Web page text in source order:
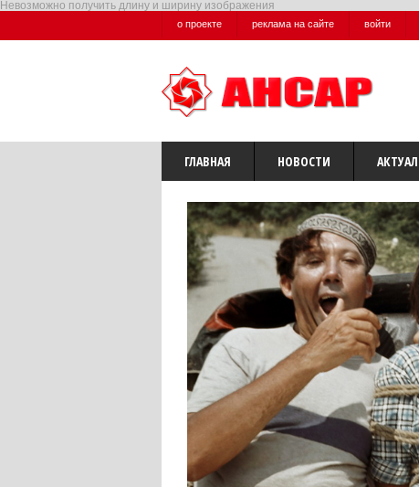
Невозможно получить длину и ширину изображения
о проекте реклама на сайте войти
ГЛАВНАЯ НОВОСТИ